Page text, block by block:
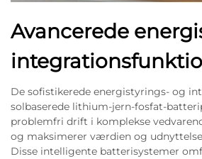
Avancerede
De sofistikerede energistyrings- og
solbaserede lithium-jern-fosfat-
problemfri drift i komplekse
og maksimerer værdien og
Disse intelligente batterisystemer